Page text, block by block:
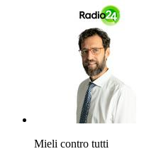
Mieli contro tutti